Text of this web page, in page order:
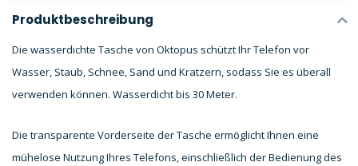
Produktbeschreibung
Die wasserdichte Tasche von Oktopus schützt Ihr Telefon vor
Wasser, Staub, Schnee, Sand und Kratzern, sodass Sie es überall
verwenden können. Wasserdicht bis 30 Meter.
Die transparente Vorderseite der Tasche ermöglicht Ihnen eine
mühelose Nutzung Ihres Telefons, einschließlich der Bedienung des